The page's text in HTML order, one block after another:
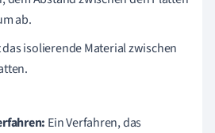
ab.
isolierende Material zwischen
Ein Verfahren, das